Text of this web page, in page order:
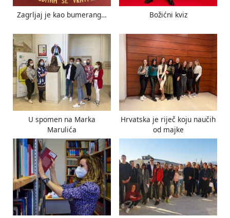
:
Zagrljaj je kao bumerang… Božićni kviz
U spomen na Marka
Marulića
Hrvatska je riječ koju naučih
od majke